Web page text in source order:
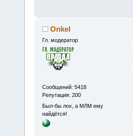
Onkel
Гл. модератор
Сообщений: 5418
Репутация: 200
Был-бы лох, а МЛМ ему
найдётся!